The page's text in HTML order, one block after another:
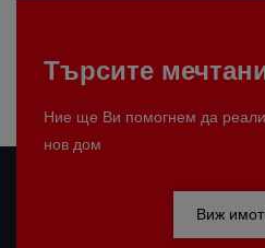
Търсите
Ние ще Ви помогнем да
нов дом
Виж